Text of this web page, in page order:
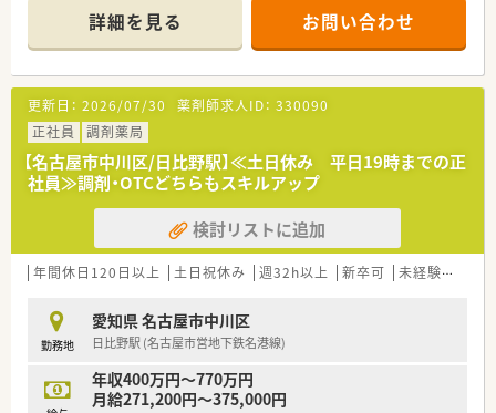
■研修制度は様々なプランがあり、集合研修だけでなく任意で受
講可能な研修も幅広く用意されています
■店舗で活躍する従業員、社外で活躍する従業員、将来経営幹部
となる従業員など、薬剤師として様々な活躍ができるフィールド
を用意されています
■総合薬剤師・調剤薬剤師（土日休み・19時までの勤務）どちらか
の働き方を選択できます
■調剤併設型だけでなく「医療モール・クリニック併設店舗」「敷
地内薬局」「訪問調剤特化型店舗」など様々な店舗を運営してい
ます
■在宅医療にも積極的取り組んでおり「訪問調剤特化型店舗」を
50店舗以上、無菌調剤室は業界最多の51店舗設置しています
■「プラチナくるみん認定企業」「健康経営優良法人2023（大規模
法人部門）認定」等を取得し一人ひとりが働きやすい環境が整備
■充実した研修制度、人事制度、評価制度、キャリア支援制度等
があるのも特徴です
詳細を見る お問い合わせ
更新日： 2026/07/30 薬剤師求人ID： 330090
正社員
調剤薬局
【名古屋市中川区/日比野駅】≪土日休み 平日19時までの正
社員≫調剤・OTCどちらもスキルアップ
検討リストに追加
年間休日120日以上 土日祝休み 週32h以上 新卒可 未経験可
勤務地
愛知県 名古屋市中川区
日比野駅 (名古屋市営地下鉄名港線)
年収400万円～770万円
月給271,200円～375,000円